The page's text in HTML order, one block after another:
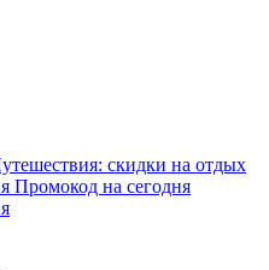
скидки на отдых
Промокод на сегодня